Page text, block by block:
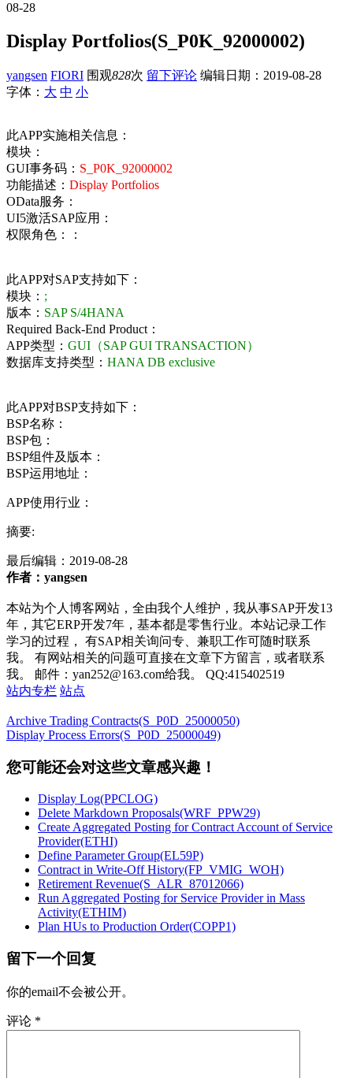
08-28
Display Portfolios(S_P0K_92000002)
yangsen FIORI 围观828次 留下评论 编辑日期： 2019-08-28
字体： 大 中 小
此APP实施相关信息：
模块：
GUI事务码： S_P0K_92000002
功能描述： Display Portfolios
OData服务：
UI5激活SAP应用：
权限角色：：
此APP对SAP支持如下：
模块： ;
版本： SAP S/4HANA
Required Back-End Product：
APP类型： GUI（SAP GUI TRANSACTION）
数据库支持类型： HANA DB exclusive
此APP对BSP支持如下：
BSP名称：
BSP包：
BSP组件及版本：
BSP运用地址：
APP使用行业：
摘要:
最后编辑： 2019-08-28
作者：yangsen
本站为个人博客网站，全由我个人维护，我从事SAP开发13
年，其它ERP开发7年，基本都是零售行业。本站记录工作
学习的过程， 有SAP相关询问专、兼职工作可随时联系
我。 有网站相关的问题可直接在文章下方留言，或者联系
我。 邮件：yan252@163.com给我。 QQ:415402519
站内专栏 站点
Archive Trading Contracts(S_P0D_25000050)
Display Process Errors(S_P0D_25000049)
您可能还会对这些文章感兴趣！
Display Log(PPCLOG)
Delete Markdown Proposals(WRF_PPW29)
Create Aggregated Posting for Contract Account of Service
Provider(ETHI)
Define Parameter Group(EL59P)
Contract in Write-Off History(FP_VMIG_WOH)
Retirement Revenue(S_ALR_87012066)
Run Aggregated Posting for Service Provider in Mass
Activity(ETHIM)
Plan HUs to Production Order(COPP1)
留下一个回复
你的email不会被公开。
评论 *